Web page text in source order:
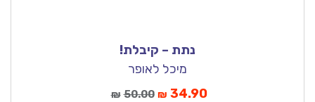
נתת – קיבלת!
מיכל לאופר
₪ 50.00 ₪ 34.90